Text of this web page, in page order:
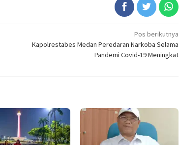
Pos berikutnya
Kapolrestabes Medan Peredaran Narkoba Selama
Pandemi Covid-19 Meningkat